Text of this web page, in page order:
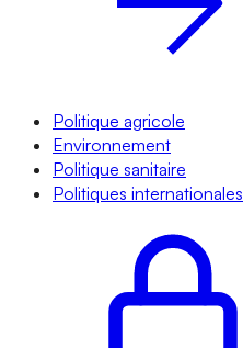
Politique agricole
Environnement
Politique sanitaire
Politiques internationales